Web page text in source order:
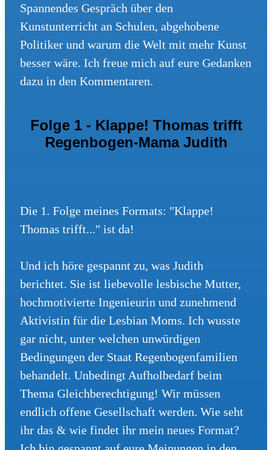
Spannendes Gespräch über den
Kunstunterricht an Schulen, abgehobene
Politiker und warum die Welt mit mehr Kunst
besser wäre. Ich freue mich auf eure Gedanken
dazu in den Kommentaren.
Folge 1 - Klappe! Thomas trifft
Regenbogen-Mama Judith
Die 1. Folge meines Formats: "Klappe!
Thomas trifft..." ist da!
Und ich höre gespannt zu, was Judith
berichtet. Sie ist liebevolle lesbische Mutter,
hochmotivierte Ingenieurin und zunehmend
Aktivistin für die Lesbian Moms. Ich wusste
gar nicht, unter welchen unwürdigen
Bedingungen der Staat Regenbogenfamilien
behandelt. Unbedingt Aufholbedarf beim
Thema Gleichberechtigung! Wir müssen
endlich offene Gesellschaft werden. Wie seht
ihr das & wie findet ihr mein neues Format?